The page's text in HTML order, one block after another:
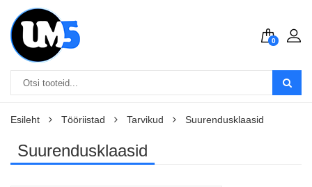
0
Esileht Tööriistad Tarvikud Suurendusklaasid
Suurendusklaasid